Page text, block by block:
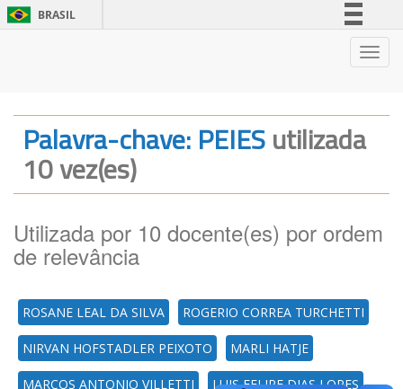
BRASIL
Legislação
Palavra-chave: PEIESutilizada
10 vez(es)
Utilizada por 10 docente(es) por ordem
de relevância
ROSANE LEAL DA SILVA ROGERIO CORREA TURCHETTI
NIRVAN HOFSTADLER PEIXOTO MARLI HATJE
MARCOS ANTONIO VILLETTI LUIS FELIPE DIAS LOPES